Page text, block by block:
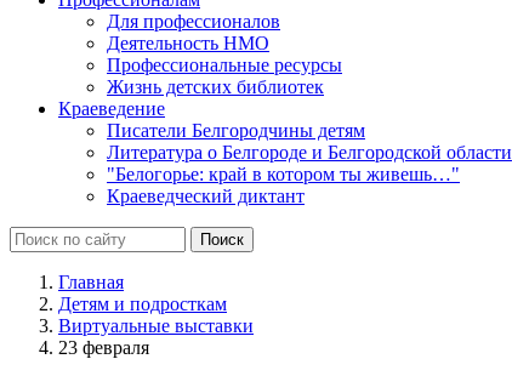
Для профессионалов
Деятельность НМО
Профессиональные ресурсы
Жизнь детских библиотек
Краеведение
Писатели Белгородчины детям
Литература о Белгороде и Белгородской области
"Белогорье: край в котором ты живешь…"
Краеведческий диктант
Главная
Детям и подросткам
Виртуальные выставки
23 февраля